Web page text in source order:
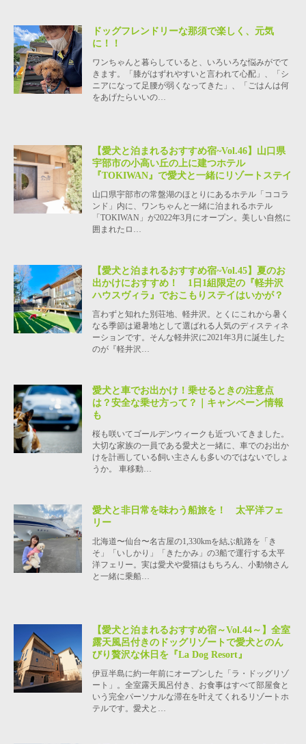
ドッグフレンドリーな那須で楽しく、元気
に！！
ワンちゃんと暮らしていると、いろいろな悩みがでて
きます。「膝がはずれやすいと言われて心配」、「シ
ニアになって足腰が弱くなってきた」、「ごはんは何
をあげたらいいの…
【愛犬と泊まれるおすすめ宿~Vol.46】山口県
宇部市の小高い丘の上に建つホテル
『TOKIWAN』で愛犬と一緒にリゾートステイ
山口県宇部市の常盤湖のほとりにあるホテル「ココラ
ンド」内に、ワンちゃんと一緒に泊まれるホテル
「TOKIWAN」が2022年3月にオープン。美しい自然に
囲まれたロ…
【愛犬と泊まれるおすすめ宿~Vol.45】夏のお
出かけにおすすめ！ 1日1組限定の『軽井沢
ハウスヴィラ』でおこもりステイはいかが？
言わずと知れた別荘地、軽井沢。とくにこれから暑く
なる季節は避暑地として選ばれる人気のディスティネ
ーションです。そんな軽井沢に2021年3月に誕生した
のが『軽井沢…
愛犬と車でお出かけ！乗せるときの注意点
は？安全な乗せ方って？｜キャンペーン情報
も
桜も咲いてゴールデンウィークも近づいてきました。
大切な家族の一員である愛犬と一緒に、車でのお出か
けを計画している飼い主さんも多いのではないでしょ
うか。 車移動…
愛犬と非日常を味わう船旅を！ 太平洋フェ
リー
北海道〜仙台〜名古屋の1,330kmを結ぶ航路を「き
そ」「いしかり」「きたかみ」の3船で運行する太平
洋フェリー。実は愛犬や愛猫はもちろん、小動物さん
と一緒に乗船…
【愛犬と泊まれるおすすめ宿～Vol.44～】全室
露天風呂付きのドッグリゾートで愛犬とのん
びり贅沢な休日を『La Dog Resort』
伊豆半島に約一年前にオープンした「ラ・ドッグリゾ
ート」。全室露天風呂付き、お食事はすべて部屋食と
いう完全パーソナルな滞在を叶えてくれるリゾートホ
テルです。愛犬と…